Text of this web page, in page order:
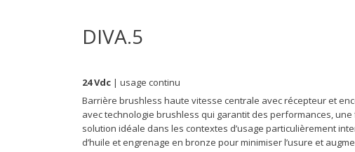
DIVA.5
24 Vdc | usage continu
Barrière brushless haute vitesse centrale avec récepteur et
avec technologie brushless qui garantit des performances,
solution idéale dans les contextes d’usage particulièrement
d’huile et engrenage en bronze pour minimiser l’usure et